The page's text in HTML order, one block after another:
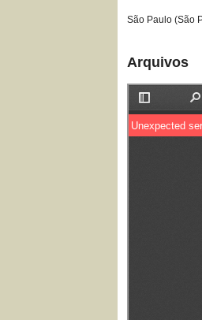
São Paulo (São
Arquivos